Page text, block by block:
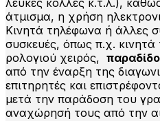
λευκές κόλλες κ.τ.λ.),
άτμισμα, η χρήση
Κινητά τηλέφωνα ή άλλες
συσκευές, όπως π.χ.
ρολογιού χειρός,
από την έναρξη της
επιτηρητές και
μετά την παράδοση του
αναχώρησή τους από την